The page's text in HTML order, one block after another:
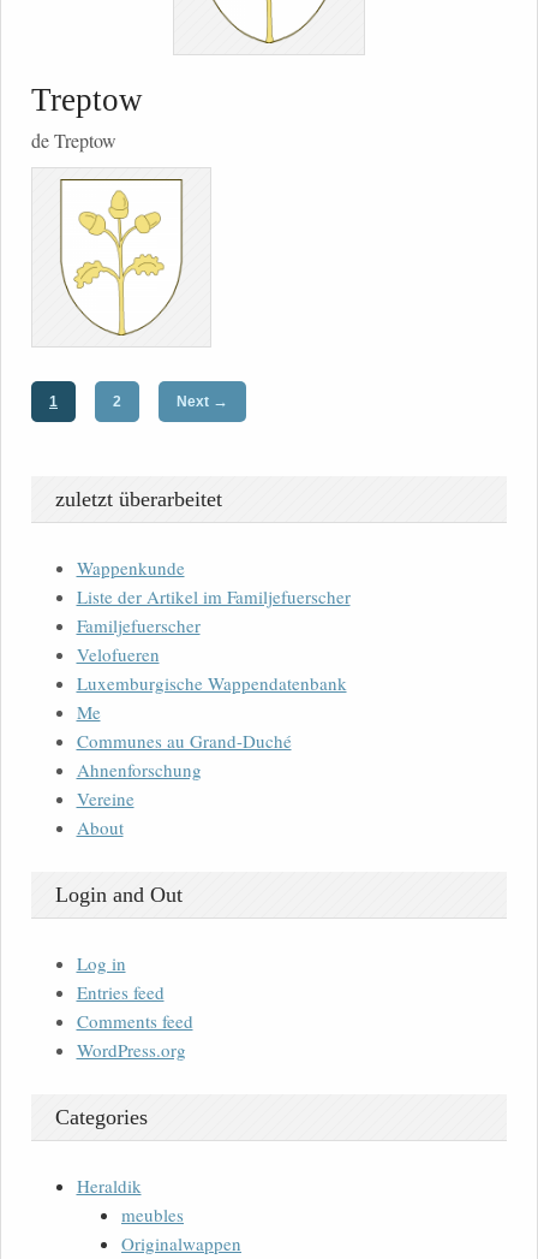
Treptow
de Treptow
1 2 Next →
zuletzt überarbeitet
Wappenkunde
Liste der Artikel im Familjefuerscher
Familjefuerscher
Velofueren
Luxemburgische Wappendatenbank
Me
Communes au Grand-Duché
Ahnenforschung
Vereine
About
Login and Out
Log in
Entries feed
Comments feed
WordPress.org
Categories
Heraldik
meubles
Originalwappen